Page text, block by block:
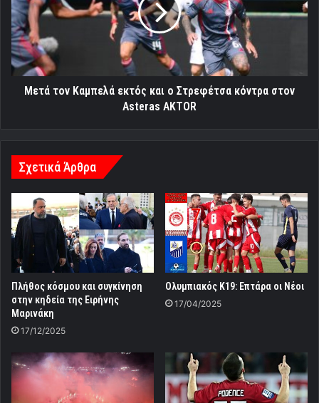
και
ο
Στρεφέτσα
κόντρα
στον
Asteras
Μετά τον Καμπελά εκτός και ο Στρεφέτσα κόντρα στον
Asteras AKTOR
Σχετικά Άρθρα
Πλήθος κόσμου και συγκίνηση
στην κηδεία της Ειρήνης
Μαρινάκη
17/12/2025
Ολυμπιακός Κ19: Επτάρα οι Νέοι
17/04/2025